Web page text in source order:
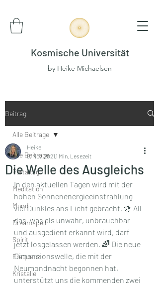
Kosmische Universität
by Heike Michaelsen
Beitrag
Alle Beiträge
Portaltag
Meditation
Mond
Dreamspell
Spirit
Frequenz
Kristalle
Alle Beiträge
Die Welle des Ausgleichs
Heike
6. Nov. 2021 1 Min. Lesezeit
In den aktuellen Tagen wird mit der
hohen Sonnenenergieeinstrahlung
viel Dunkles ans Licht gebracht. 🌞 All
das, was als unwahr, unbrauchbar
und ausgedient erkannt wird, darf
jetzt losgelassen werden. 🌈 Die neue
Dimensionswelle, die mit der
Neumondnacht begonnen hat,
unterstützt uns die kommenden zwei